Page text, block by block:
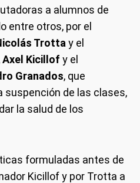
a alumnos de
entre otros, por el
Trotta y el
Axel Kicillof y el
Granados, que
suspención de las clases,
la salud de los
formuladas antes de
Kicillof y por Trotta a